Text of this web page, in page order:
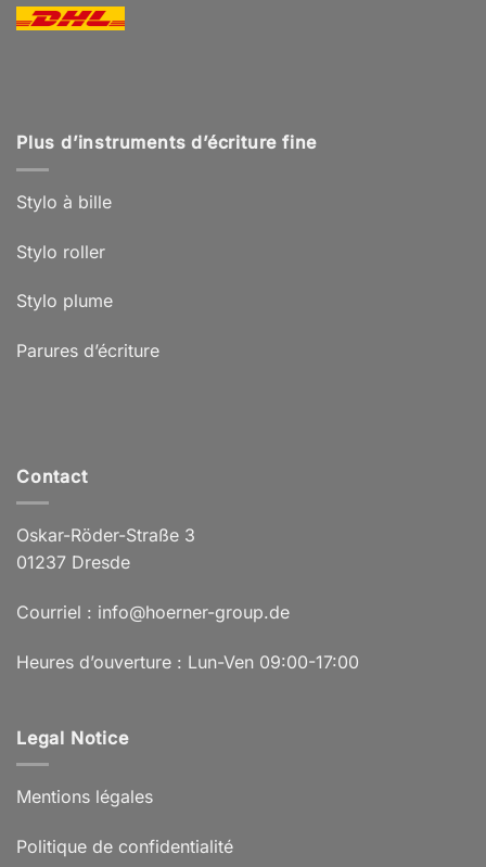
Plus d’instruments d’écriture fine
Stylo à bille
Stylo roller
Stylo plume
Parures d’écriture
Contact
Oskar-Röder-Straße 3
01237 Dresde
Courriel : info@hoerner-group.de
Heures d’ouverture : Lun-Ven 09:00-17:00
Legal Notice
Mentions légales
Politique de confidentialité